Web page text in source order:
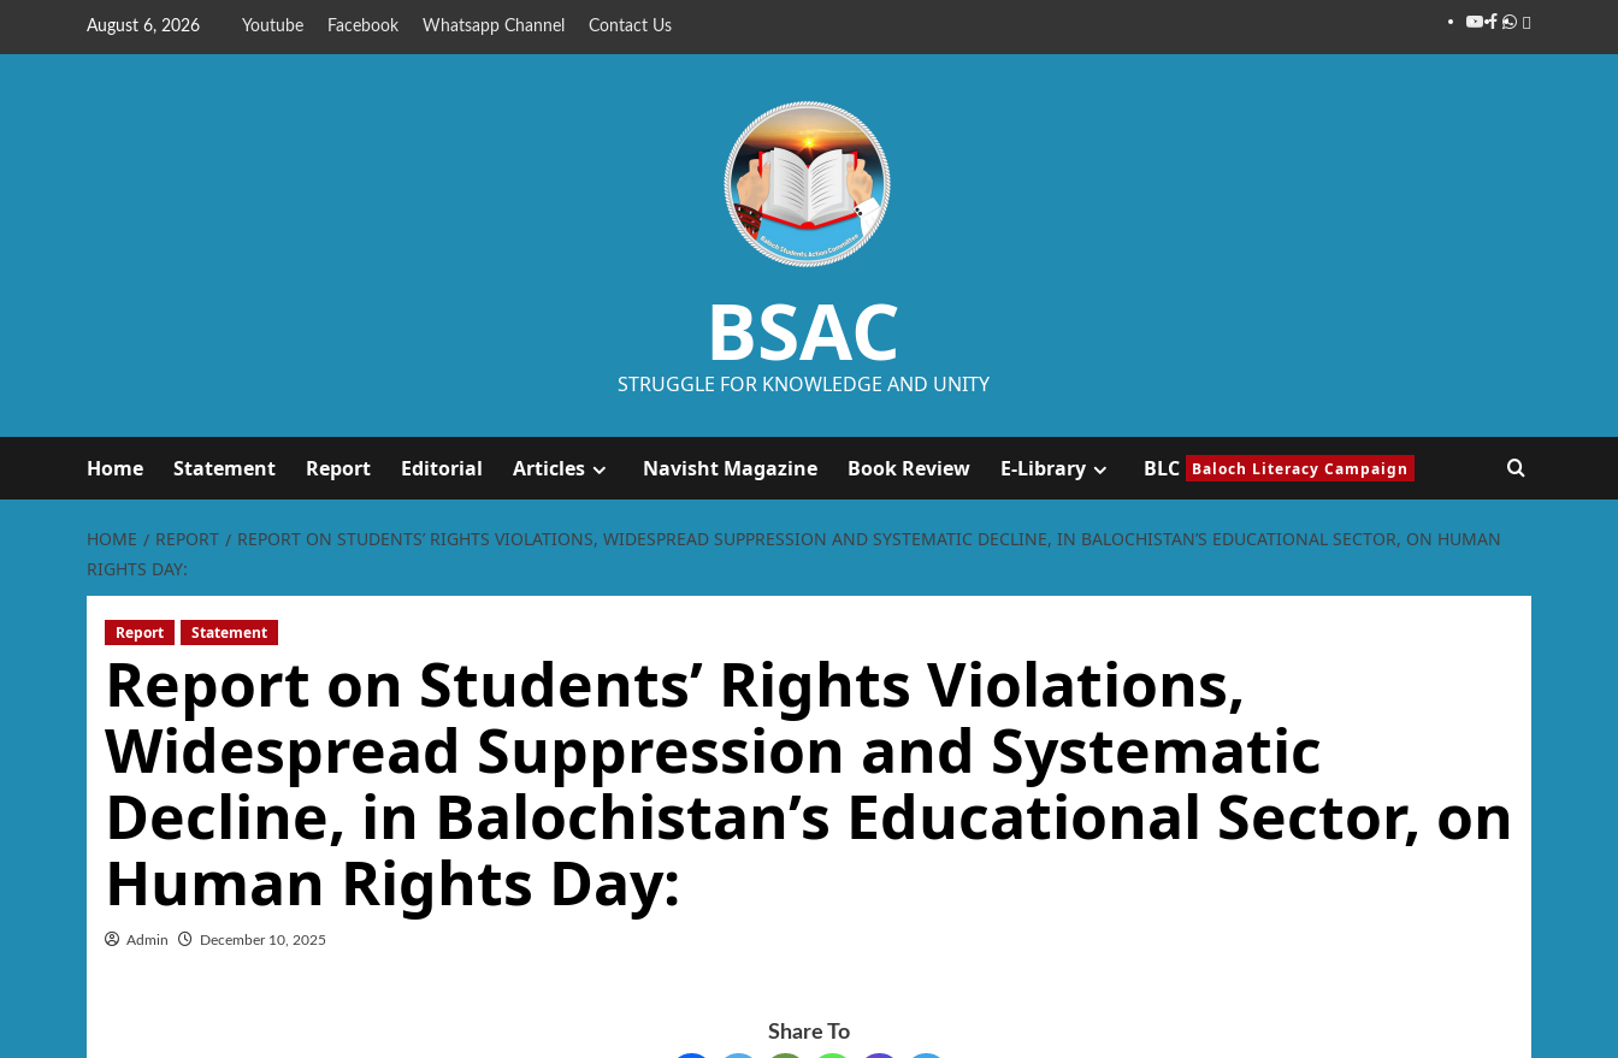
August 6, 2026 Youtube Facebook Whatsapp Channel Contact Us
BSAC
STRUGGLE FOR KNOWLEDGE AND UNITY
Home Statement Report Editorial Articles Navisht Magazine Book Review E-Library BLC Baloch Literacy Campaign
HOME REPORT
REPORT ON STUDENTS’ RIGHTS VIOLATIONS, WIDESPREAD SUPPRESSION AND SYSTEMATIC DECLINE, IN BALOCHISTAN’S EDUCATIONAL SECTOR, ON HUMAN
RIGHTS DAY:
Report Statement
Report on Students’ Rights Violations,
Widespread Suppression and Systematic
Decline, in Balochistan’s Educational Sector, on
Human Rights Day:
Admin December 10, 2025
Share To